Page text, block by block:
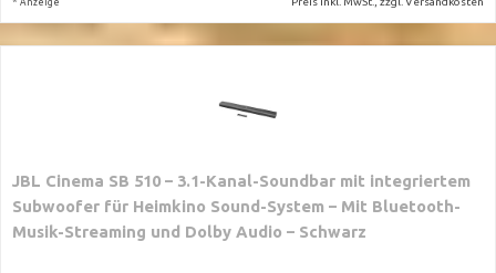
Anzeige
JBL Cinema SB 510 – 3.1-Kanal-Soundbar mit integriertem
Subwoofer für Heimkino Sound-System – Mit Bluetooth-
Musik-Streaming und Dolby Audio – Schwarz